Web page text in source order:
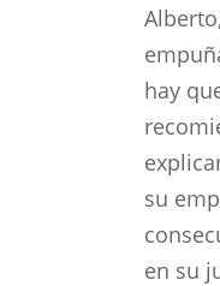
hay
su
en su